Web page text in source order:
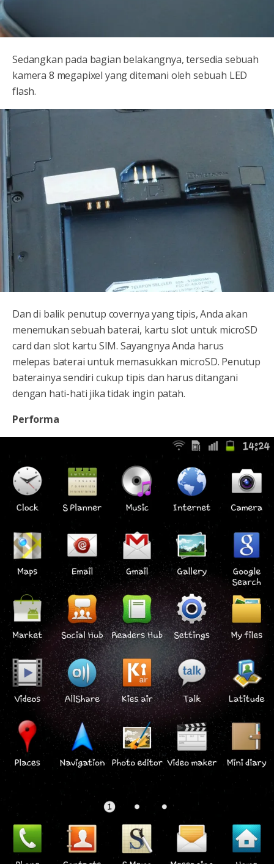
Sedangkan pada bagian belakangnya, tersedia sebuah
kamera 8 megapixel yang ditemani oleh sebuah LED
flash.
Dan di balik penutup covernya yang tipis, Anda akan
menemukan sebuah baterai, kartu slot untuk microSD
card dan slot kartu SIM. Sayangnya Anda harus
melepas baterai untuk memasukkan microSD. Penutup
baterainya sendiri cukup tipis dan harus ditangani
dengan hati-hati jika tidak ingin patah.
Performa